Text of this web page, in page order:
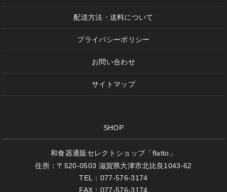
配送方法・送料について
プライバシーポリシー
お問い合わせ
サイトマップ
SHOP
和食器通販セレクトショップ「flatto」
住所：〒520-0503 滋賀県大津市北比良1043-62
TEL：077-576-3174
FAX：077-576-3174